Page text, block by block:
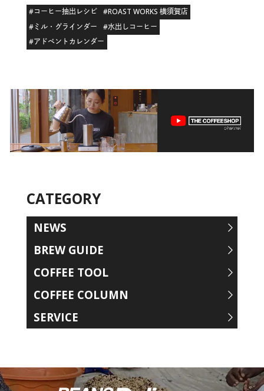
#コーヒー抽出レシピ #ROAST WORKS 横須賀店
#ミル・グラインダー
#水出しコーヒー
#アドベントカレンダー
CATEGORY
NEWS
BREW GUIDE
COFFEE TOOL
COFFEE COLUMN
SERVICE